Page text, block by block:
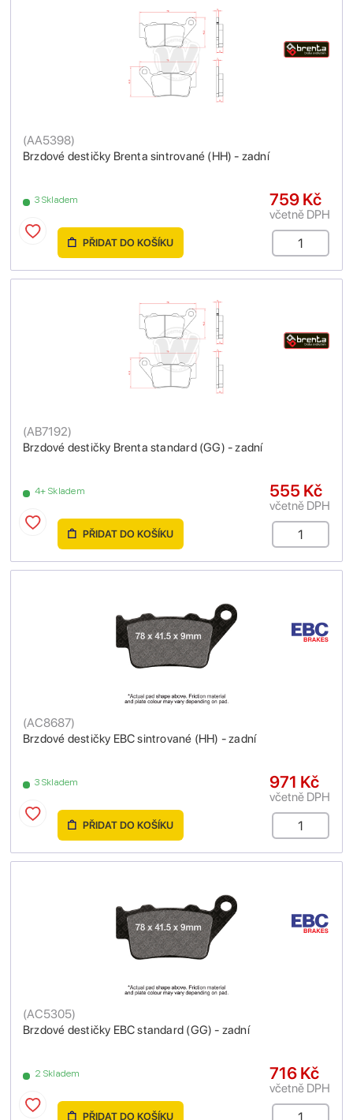
Brzdové destičky Brenta sintrované (HH) - zadní
(AA5398)
3 Skladem 759 Kč
včetně DPH
PŘIDAT DO KOŠÍKU
Brzdové destičky Brenta standard (GG) - zadní
(AB7192)
4+ Skladem 555 Kč
včetně DPH
PŘIDAT DO KOŠÍKU
Brzdové destičky EBC sintrované (HH) - zadní
(AC8687)
3 Skladem 971 Kč
včetně DPH
PŘIDAT DO KOŠÍKU
Brzdové destičky EBC standard (GG) - zadní
(AC5305)
2 Skladem 716 Kč
včetně DPH
PŘIDAT DO KOŠÍKU